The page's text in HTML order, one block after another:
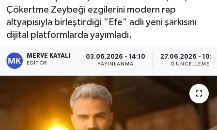
Çökertme Zeybeği ezgilerini modern rap
altyapısıyla birleştirdiği “Efe” adlı yeni şarkısını
dijital platformlarda yayımladı.
MERVE KAYALI
EDITÖR
03.06.2026 - 14:10
YAYINLANMA
27.06.2026 -
GÜNCELLEME